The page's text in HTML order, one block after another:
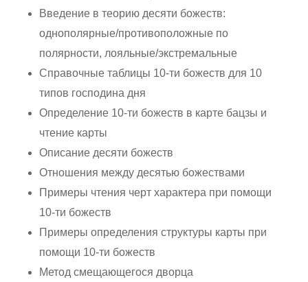
Введение в теорию десяти божеств:
однополярные/противоположные по
полярности, лояльные/экстремальные
Справочные таблицы 10-ти божеств для 10
типов господина дня
Определение 10-ти божеств в карте бацзы и
чтение карты
Описание десяти божеств
Отношения между десятью божествами
Примеры чтения черт характера при помощи
10-ти божеств
Примеры определения структуры карты при
помощи 10-ти божеств
Метод смещающегося дворца